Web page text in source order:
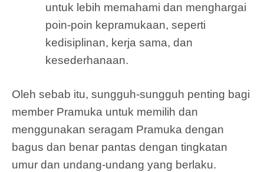
untuk lebih memahami dan menghargai
poin-poin kepramukaan, seperti
kedisiplinan, kerja sama, dan
kesederhanaan.
Oleh sebab itu, sungguh-sungguh penting bagi
member Pramuka untuk memilih dan
menggunakan seragam Pramuka dengan
bagus dan benar pantas dengan tingkatan
umur dan undang-undang yang berlaku.